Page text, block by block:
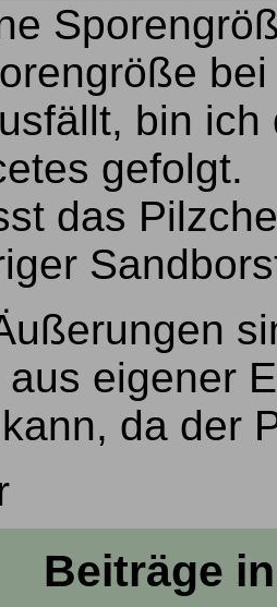
bin
gefolgt.
das
eigener
da der
Beiträge